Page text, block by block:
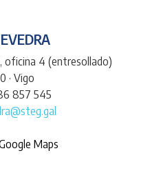
oficina 4 (entresollado)
· Vigo
857 545
Maps